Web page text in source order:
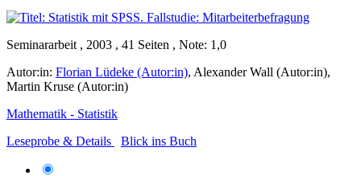
Seminararbeit , 2003 , 41 Seiten , Note: 1,0
Autor:in: Florian Lüdeke (Autor:in), Alexander Wall (Autor:in),
Martin Kruse (Autor:in)
Mathematik - Statistik
Leseprobe & Details
Blick ins Buch